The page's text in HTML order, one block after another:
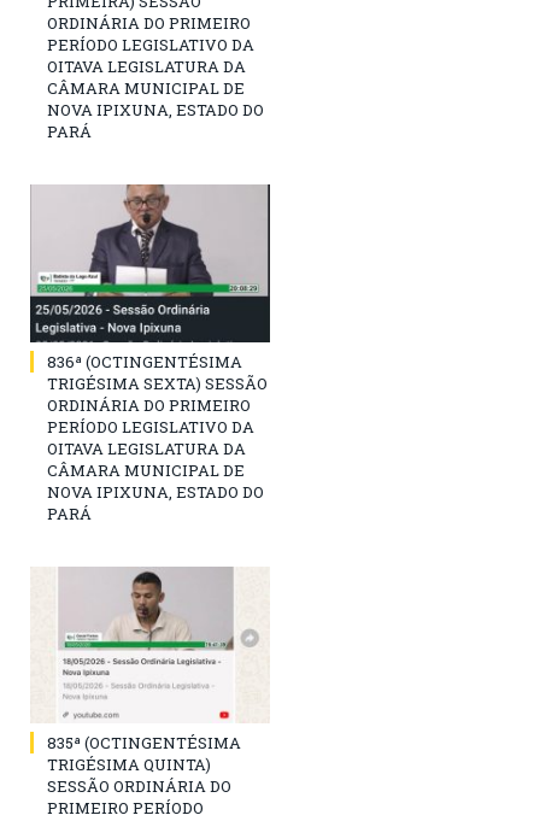
ORDINÁRIA DO PRIMEIRO
PERÍODO LEGISLATIVO DA
OITAVA LEGISLATURA DA
CÂMARA MUNICIPAL DE
NOVA IPIXUNA, ESTADO DO
PARÁ
836ª (OCTINGENTÉSIMA
TRIGÉSIMA SEXTA) SESSÃO
ORDINÁRIA DO PRIMEIRO
PERÍODO LEGISLATIVO DA
OITAVA LEGISLATURA DA
CÂMARA MUNICIPAL DE
NOVA IPIXUNA, ESTADO DO
PARÁ
835ª (OCTINGENTÉSIMA
TRIGÉSIMA QUINTA)
SESSÃO ORDINÁRIA DO
PRIMEIRO PERÍODO